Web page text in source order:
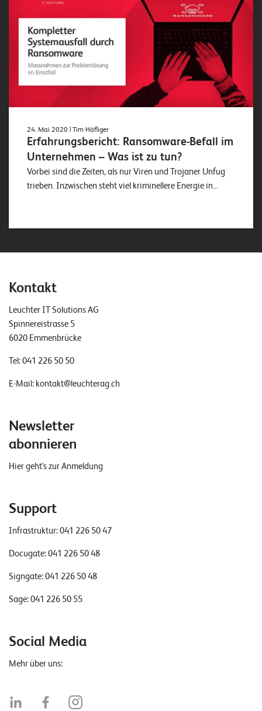
24. Mai 2020 | Tim Häfliger
Erfahrungsbericht: Ransomware-Befall im
Unternehmen – Was ist zu tun?
Vorbei sind die Zeiten, als nur Viren und Trojaner Unfug
trieben. Inzwischen steht viel kriminellere Energie in...
Kontakt
Leuchter IT Solutions AG
Spinnereistrasse 5
6020 Emmenbrücke
Tel:041 226 50 50
E-Mail: kontakt@leuchterag.ch
Newsletter
abonnieren
Hier geht's zur Anmeldung
Support
Infrastruktur:041 226 50 47
Docugate:041 226 50 48
Signgate:041 226 50 48
Sage:041 226 50 55
Social Media
Mehr über uns: